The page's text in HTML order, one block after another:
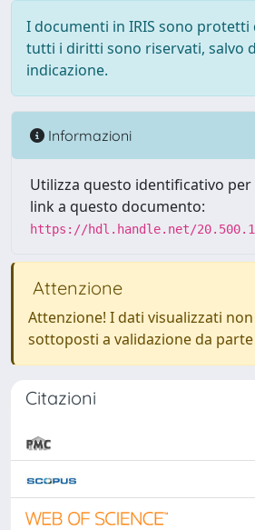
I documenti in IRIS sono protetti
tutti i diritti sono riservati, salvo
indicazione.
Informazioni
Utilizza questo identificativo
link a questo documento:
https://hdl.handle.net/
Attenzione
Attenzione! I dati visualizzati
sottoposti a validazione da
Citazioni